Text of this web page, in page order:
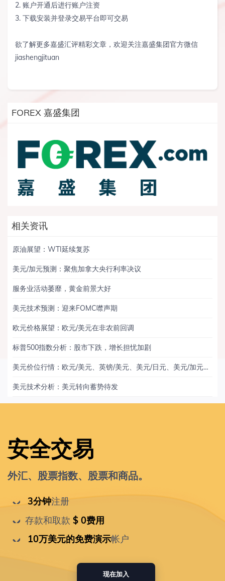
2. 账户开通后进行账户注资
3. 下载安装并登录交易平台即可交易
欲了解更多嘉盛汇评精彩文章，欢迎关注嘉盛集团官方微信
jiashengjituan
FOREX 嘉盛集团
相关资讯
原油展望：WTI延续复苏
美元/加元预测：聚焦加拿大央行利率决议
服务业活动萎靡，黄金前景大好
美元技术预测：迎来FOMC噤声期
欧元价格展望：欧元/美元在非农前回调
标普500指数分析：股市下跌，增长担忧加剧
美元价位行情：欧元/美元、英镑/美元、美元/日元、美元/加元、黄金
美元技术分析：美元转向蓄势待发
安全交易
外汇、股票指数、股票和商品。
3分钟注册
存款和取款 $ 0费用
10万美元的免费演示帐户
现在加入